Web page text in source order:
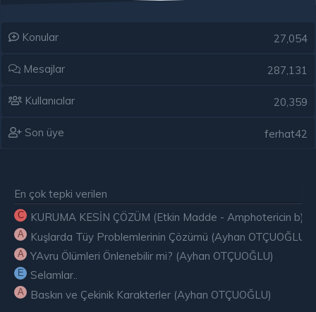
Konular 27,054
Mesajlar 287,131
Kullanıcılar 20,359
Son üye ferhat42
En çok tepki verilen
C KURUMA KESİN ÇÖZÜM (Etkin Madde - Amphotericin b)
A Kuşlarda Tüy Problemlerinin Çözümü (Ayhan OTÇUOĞLU)
A YAvru Ölümleri Önlenebilir mi? (Ayhan OTÇUOĞLU)
E Selamlar..
A Baskın ve Çekinik Karakterler (Ayhan OTÇUOĞLU)